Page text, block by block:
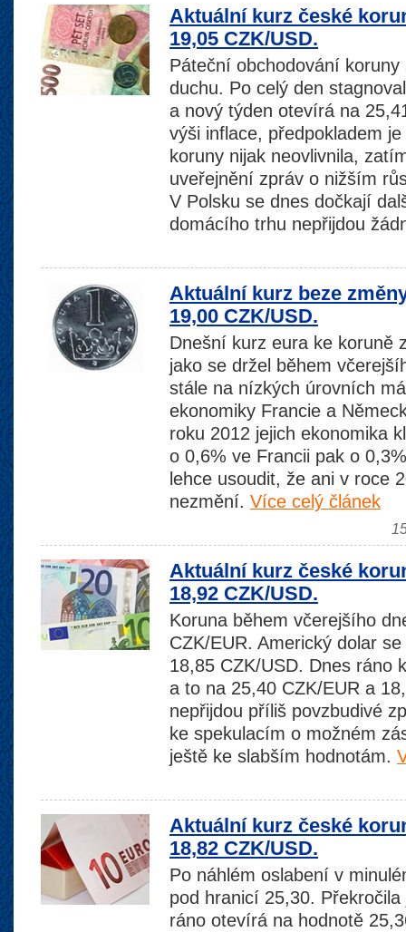
Aktuální kurz české
19,05 CZK/USD.
Páteční obchodování
duchu. Po celý den
a nový týden otevírá na
výši inflace, předpokladem
koruny nijak neovlivnila,
uveřejnění zpráv o nižším
V Polsku se dnes dočkají
domácího trhu nepřijdou
Aktuální kurz beze
19,00 CZK/USD.
Dnešní kurz eura ke koruně
jako se držel během
stále na nízkých úrovních
ekonomiky Francie a
roku 2012 jejich ekonomika
o 0,6% ve Francii pak o
lehce usoudit, že ani v roce
nezmění. Více celý článek
Aktuální kurz české
18,92 CZK/USD.
Koruna během včerejšího
CZK/EUR. Americký dolar
18,85 CZK/USD. Dnes ráno
a to na 25,40 CZK/EUR a
nepřijdou příliš povzbudivé
ke spekulacím o možném
ještě ke slabším hodnotám.
Aktuální kurz české
18,82 CZK/USD.
Po náhlém oslabení v
pod hranicí 25,30.
ráno otevírá na hodnotě